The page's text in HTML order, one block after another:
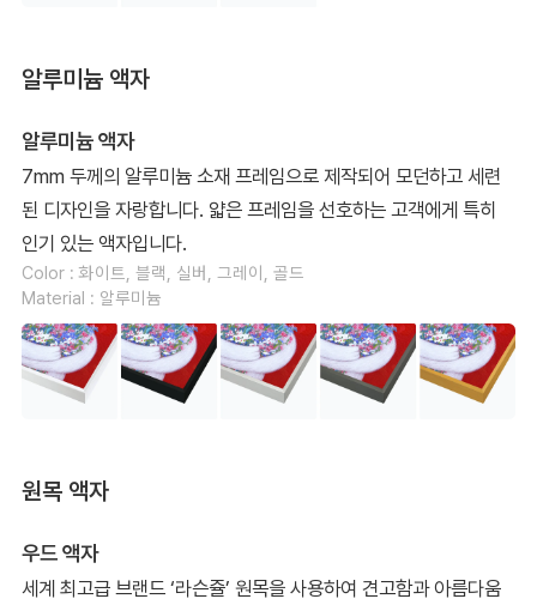
알루미늄 액자
알루미늄 액자
7mm 두께의 알루미늄 소재 프레임으로 제작되어 모던하고 세련
된 디자인을 자랑합니다. 얇은 프레임을 선호하는 고객에게 특히
인기 있는 액자입니다.
Color : 화이트, 블랙, 실버, 그레이, 골드
Material : 알루미늄
원목 액자
우드 액자
세계 최고급 브랜드 ‘라슨쥴’ 원목을 사용하여 견고함과 아름다움